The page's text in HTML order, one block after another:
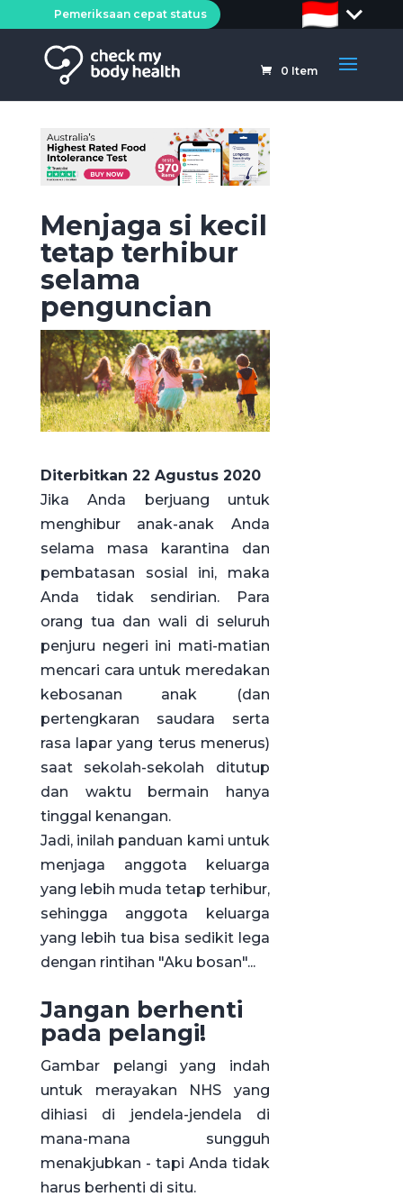
Pemeriksaan cepat status
0 Item
Menjaga si kecil
tetap terhibur
selama
penguncian
Diterbitkan 22 Agustus 2020
Jika Anda berjuang untuk
menghibur anak-anak Anda
selama masa karantina dan
pembatasan sosial ini, maka
Anda tidak sendirian. Para
orang tua dan wali di seluruh
penjuru negeri ini mati-matian
mencari cara untuk meredakan
kebosanan anak (dan
pertengkaran saudara serta
rasa lapar yang terus menerus)
saat sekolah-sekolah ditutup
dan waktu bermain hanya
tinggal kenangan.
Jadi, inilah panduan kami untuk
menjaga anggota keluarga
yang lebih muda tetap terhibur,
sehingga anggota keluarga
yang lebih tua bisa sedikit lega
dengan rintihan "Aku bosan"...
Jangan berhenti
pada pelangi!
Gambar pelangi yang indah
untuk merayakan NHS yang
dihiasi di jendela-jendela di
mana-mana sungguh
menakjubkan - tapi Anda tidak
harus berhenti di situ.